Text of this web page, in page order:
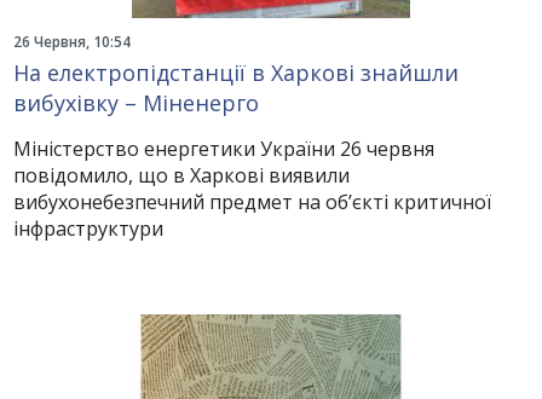
26 Червня, 10:54
На електропідстанції в Харкові знайшли
вибухівку – Міненерго
Міністерство енергетики України 26 червня
повідомило, що в Харкові виявили
вибухонебезпечний предмет на об’єкті критичної
інфраструктури